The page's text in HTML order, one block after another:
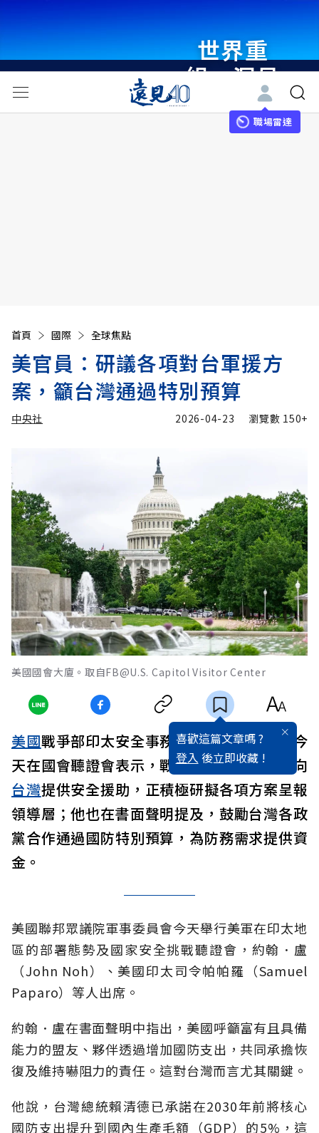
世界重
組・洞見
未來 與
世界領袖
職場雷達
首頁 國際 全球焦點
美官員：研議各項對台軍援方
案，籲台灣通過特別預算
中央社 2026-04-23 瀏覽數 150+
美國國會大廈。取自FB@U.S. Capitol Visitor Center
喜歡這篇文章嗎 ?
登入 後立即收藏 !
美國戰爭部印太安全事務助理部長約翰．盧今
天在國會聽證會表示，戰爭部有多項工具可向
台灣提供安全援助，正積極研擬各項方案呈報
領導層；他也在書面聲明提及，鼓勵台灣各政
黨合作通過國防特別預算，為防務需求提供資
金。
美國聯邦眾議院軍事委員會今天舉行美軍在印太地
區的部署態勢及國家安全挑戰聽證會，約翰．盧
（John Noh）、美國印太司令帕帕羅（Samuel
Paparo）等人出席。
約翰．盧在書面聲明中指出，美國呼籲富有且具備
能力的盟友、夥伴透過增加國防支出，共同承擔恢
復及維持嚇阻力的責任。這對台灣而言尤其關鍵。
他說，台灣總統賴清德已承諾在2030年前將核心
國防支出提升到國內生產毛額（GDP）的5%，這